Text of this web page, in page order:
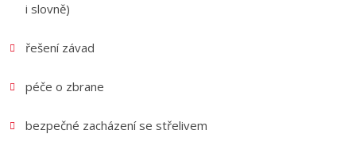
i slovně)
řešení závad
péče o zbrane
bezpečné zacházení se střelivem